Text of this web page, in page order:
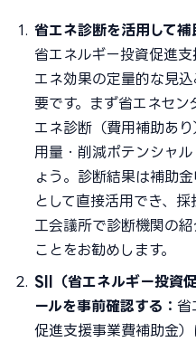
省エネ診断を活用して
省エネルギー投資促進
エネ効果の定量的な見
要です。まず省エネセ
エネ診断（費用補助あ
用量・削減ポテンシャ
ょう。診断結果は補助
として直接活用でき、
工会議所で診断機関の
ことをお勧めします。
SII（省エネルギー投資
ールを事前確認する： 省
促進支援事業費補助金